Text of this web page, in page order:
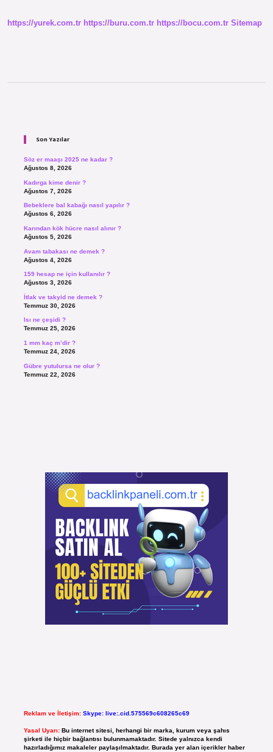
https://yurek.com.tr https://buru.com.tr https://bocu.com.tr Sitemap
Son Yazılar
Söz er maaşı 2025 ne kadar ?
Ağustos 8, 2026
Kadırga kime denir ?
Ağustos 7, 2026
Bebeklere bal kabağı nasıl yapılır ?
Ağustos 6, 2026
Karından kök hücre nasıl alınır ?
Ağustos 5, 2026
Avam tabakası ne demek ?
Ağustos 4, 2026
159 hesap ne için kullanılır ?
Ağustos 3, 2026
İtlak ve takyid ne demek ?
Temmuz 30, 2026
Isı ne çeşidi ?
Temmuz 25, 2026
1 mm kaç m’dir ?
Temmuz 24, 2026
Gübre yutulursa ne olur ?
Temmuz 22, 2026
Reklam ve İletişim: Skype: live:.cid.575569c608265c69
Yasal Uyarı: Bu internet sitesi, herhangi bir marka, kurum veya şahıs
şirketi ile hiçbir bağlantısı bulunmamaktadır. Sitede yalnızca kendi
hazırladığımız makaleler paylaşılmaktadır. Burada yer alan içerikler haber